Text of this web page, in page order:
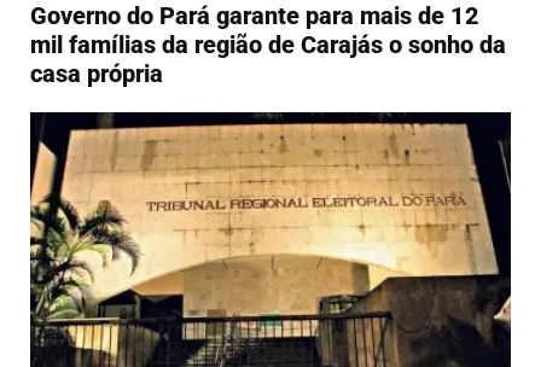
Governo do Pará garante para mais de 12
mil famílias da região de Carajás o sonho da
casa própria